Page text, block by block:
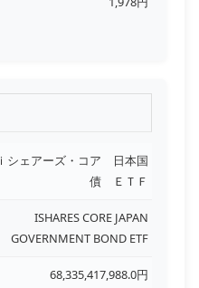
ｉシェアーズ・コア 日本国
債 ＥＴＦ
ISHARES CORE JAPAN
GOVERNMENT BOND ETF
68,335,417,988.0円